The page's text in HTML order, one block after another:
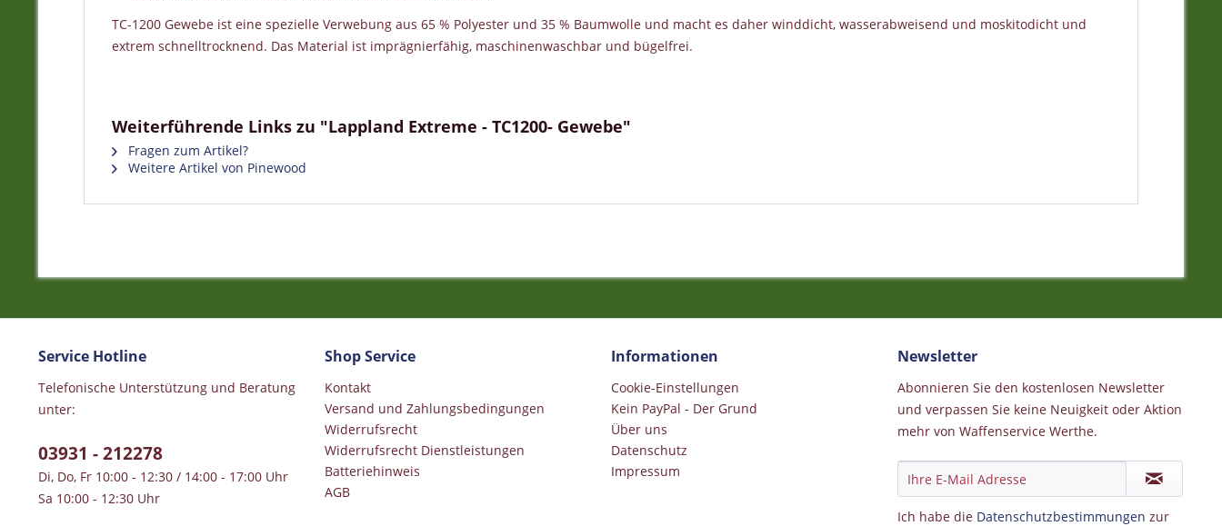
TC-1200 Gewebe ist eine spezielle Verwebung aus 65 % Polyester und 35 % Baumwolle und macht es daher winddicht, wasserabweisend und moskitodicht und
extrem schnelltrocknend. Das Material ist imprägnierfähig, maschinenwaschbar und bügelfrei.
Weiterführende Links zu "Lappland Extreme - TC1200- Gewebe"
Fragen zum Artikel?
Weitere Artikel von Pinewood
Service Hotline
Telefonische Unterstützung und Beratung
unter:
03931 - 212278
Di, Do, Fr 10:00 - 12:30 / 14:00 - 17:00 Uhr
Sa 10:00 - 12:30 Uhr
Shop Service
Kontakt
Versand und Zahlungsbedingungen
Widerrufsrecht
Widerrufsrecht Dienstleistungen
Batteriehinweis
AGB
Informationen
Cookie-Einstellungen
Kein PayPal - Der Grund
Über uns
Datenschutz
Impressum
Newsletter
Abonnieren Sie den kostenlosen Newsletter
und verpassen Sie keine Neuigkeit oder Aktion
mehr von Waffenservice Werthe.
Ich habe die Datenschutzbestimmungen zur